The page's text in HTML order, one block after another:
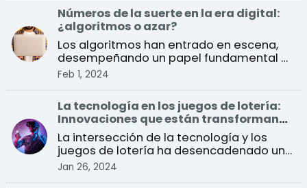
Números de la suerte en la era digital:
¿algoritmos o azar?
Los algoritmos han entrado en escena,
desempeñando un papel fundamental a
la hora de imitar la a ...
Feb 1, 2024
La tecnología en los juegos de lotería:
Innovaciones que están transformando
el sector
La intersección de la tecnología y los
juegos de lotería ha desencadenado una
especie de revoluc ...
Jan 26, 2024